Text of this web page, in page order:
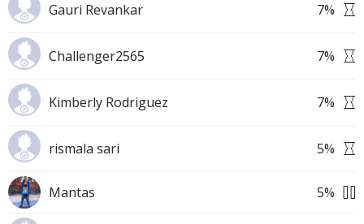
Gauri Revankar 7%
Challenger2565 7%
Kimberly Rodriguez 7%
rismala sari 5%
Mantas 5%